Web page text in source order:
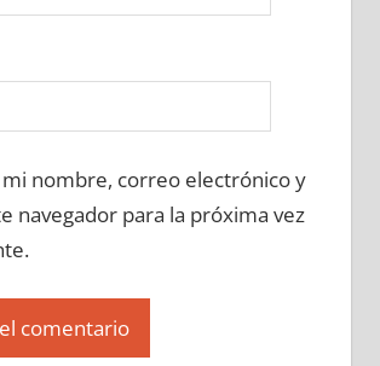
mi nombre, correo electrónico y
navegador para la próxima vez